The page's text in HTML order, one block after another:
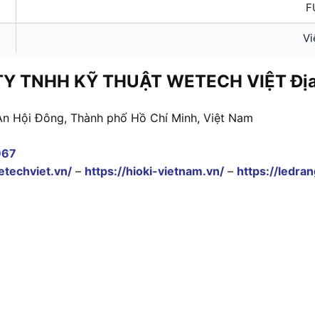
TNHH KỸ THUẬT WETECH VIỆT
Hội Đông, Thành phố Hồ Chí Minh, Việt Nam
– https://hioki-vietnam.vn/ – https://